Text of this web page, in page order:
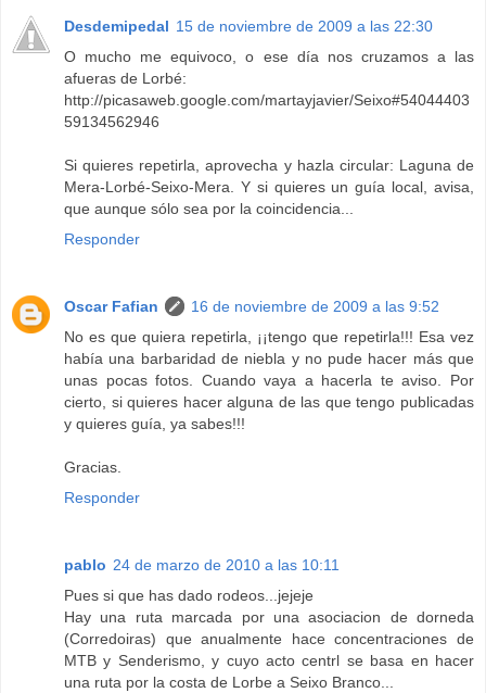
Desdemipedal 15 de noviembre de 2009 a las 22:30
O mucho me equivoco, o ese día nos cruzamos a las
afueras de Lorbé:
http://picasaweb.google.com/martayjavier/Seixo#54044403
59134562946
Si quieres repetirla, aprovecha y hazla circular: Laguna de
Mera-Lorbé-Seixo-Mera. Y si quieres un guía local, avisa,
que aunque sólo sea por la coincidencia...
Responder
Oscar Fafian
16 de noviembre de 2009 a las 9:52
No es que quiera repetirla, ¡¡tengo que repetirla!!! Esa vez
había una barbaridad de niebla y no pude hacer más que
unas pocas fotos. Cuando vaya a hacerla te aviso. Por
cierto, si quieres hacer alguna de las que tengo publicadas
y quieres guía, ya sabes!!!
Gracias.
Responder
pablo 24 de marzo de 2010 a las 10:11
Pues si que has dado rodeos...jejeje
Hay una ruta marcada por una asociacion de dorneda
(Corredoiras) que anualmente hace concentraciones de
MTB y Senderismo, y cuyo acto centrl se basa en hacer
una ruta por la costa de Lorbe a Seixo Branco...